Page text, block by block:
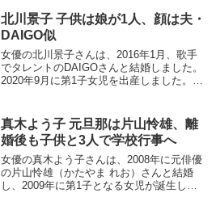
スガイドをしていました。その後、念願の
歌手になり数々...
北川景子 子供は娘が1人、顔は夫・
DAIGO似
女優の北川景子さんは、2016年1月、歌手
でタレントのDAIGOさんと結婚しました。
2020年9月に第1子女児を出産しました。娘
と、「きょうだいはいる方がい...
真木よう子 元旦那は片山怜雄、離
婚後も子供と3人で学校行事へ
女優の真木よう子さんは、2008年に元俳優
の片山怜雄（かたやま れお）さんと結婚
し、2009年に第1子となる女児が誕生しま